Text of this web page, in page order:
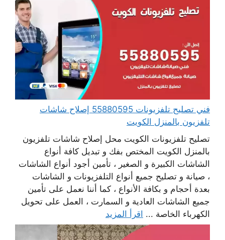
فني تصليح تلفزيونات 55880595 إصلاح شاشات
تلفزيون بالمنزل الكويت
تصليح تلفزيونات الكويت محل إصلاح شاشات تلفزيون
بالمنزل الكويت المختص بفك و تبديل كافة أنواع
الشاشات الكبيرة و الصغير ، تأمين أجود أنواع الشاشات
، صيانة و تصليح جميع أنواع التلفزيونات و الشاشات
بعدة أحجام و بكافة الأنواع ، كما أننا نعمل على تأمين
جميع الشاشات العادية و السمارت ، العمل على تحويل
الكهرباء الخاصة ... اقرأ المزيد